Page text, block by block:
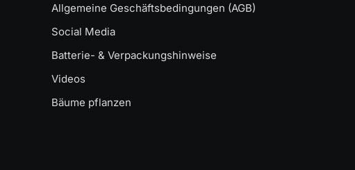
Allgemeine Geschäftsbedingungen (AGB)
Social Media
Batterie- & Verpackungshinweise
Videos
Bäume pflanzen